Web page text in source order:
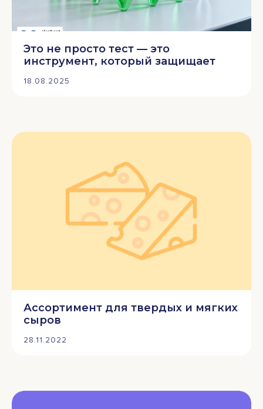
Это не просто тест — это
инструмент, который защищает
18.08.2025
Ассортимент для твердых и мягких
сыров
28.11.2022